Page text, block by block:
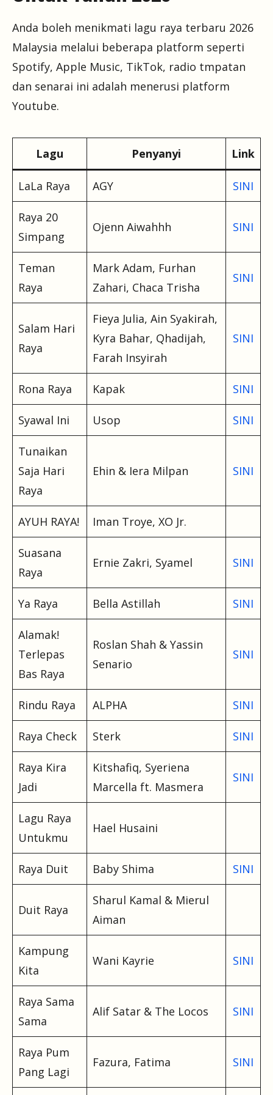
Anda boleh menikmati lagu raya terbaru 2026
Malaysia melalui beberapa platform seperti
Spotify, Apple Music, TikTok, radio tmpatan
dan senarai ini adalah menerusi platform
Youtube.
Lagu Penyanyi Link
LaLa Raya AGY SINI
Raya 20
Simpang
Ojenn Aiwahhh SINI
Teman
Raya
Mark Adam, Furhan
Zahari, Chaca Trisha
SINI
Salam Hari
Raya
Fieya Julia, Ain Syakirah,
Kyra Bahar, Qhadijah,
Farah Insyirah
SINI
Rona Raya Kapak SINI
Syawal Ini Usop SINI
Tunaikan
Saja Hari
Raya
Ehin & Iera Milpan SINI
AYUH RAYA! Iman Troye, XO Jr.
Suasana
Raya
Ernie Zakri, Syamel SINI
Ya Raya Bella Astillah SINI
Alamak!
Terlepas
Bas Raya
Roslan Shah & Yassin
Senario
SINI
Rindu Raya ALPHA SINI
Raya Check Sterk SINI
Raya Kira
Jadi
Kitshafiq, Syeriena
Marcella ft. Masmera
SINI
Lagu Raya
Untukmu
Hael Husaini
Raya Duit Baby Shima SINI
Duit Raya
Sharul Kamal & Mierul
Aiman
Kampung
Kita
Wani Kayrie SINI
Raya Sama
Sama
Alif Satar & The Locos SINI
Raya Pum
Pang Lagi
Fazura, Fatima SINI